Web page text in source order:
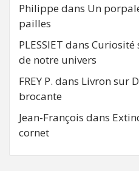
Philippe dans Un
pailles
PLESSIET dans Curiosité
de notre univers
FREY P. dans Livron sur
brocante
Jean-François dans
cornet